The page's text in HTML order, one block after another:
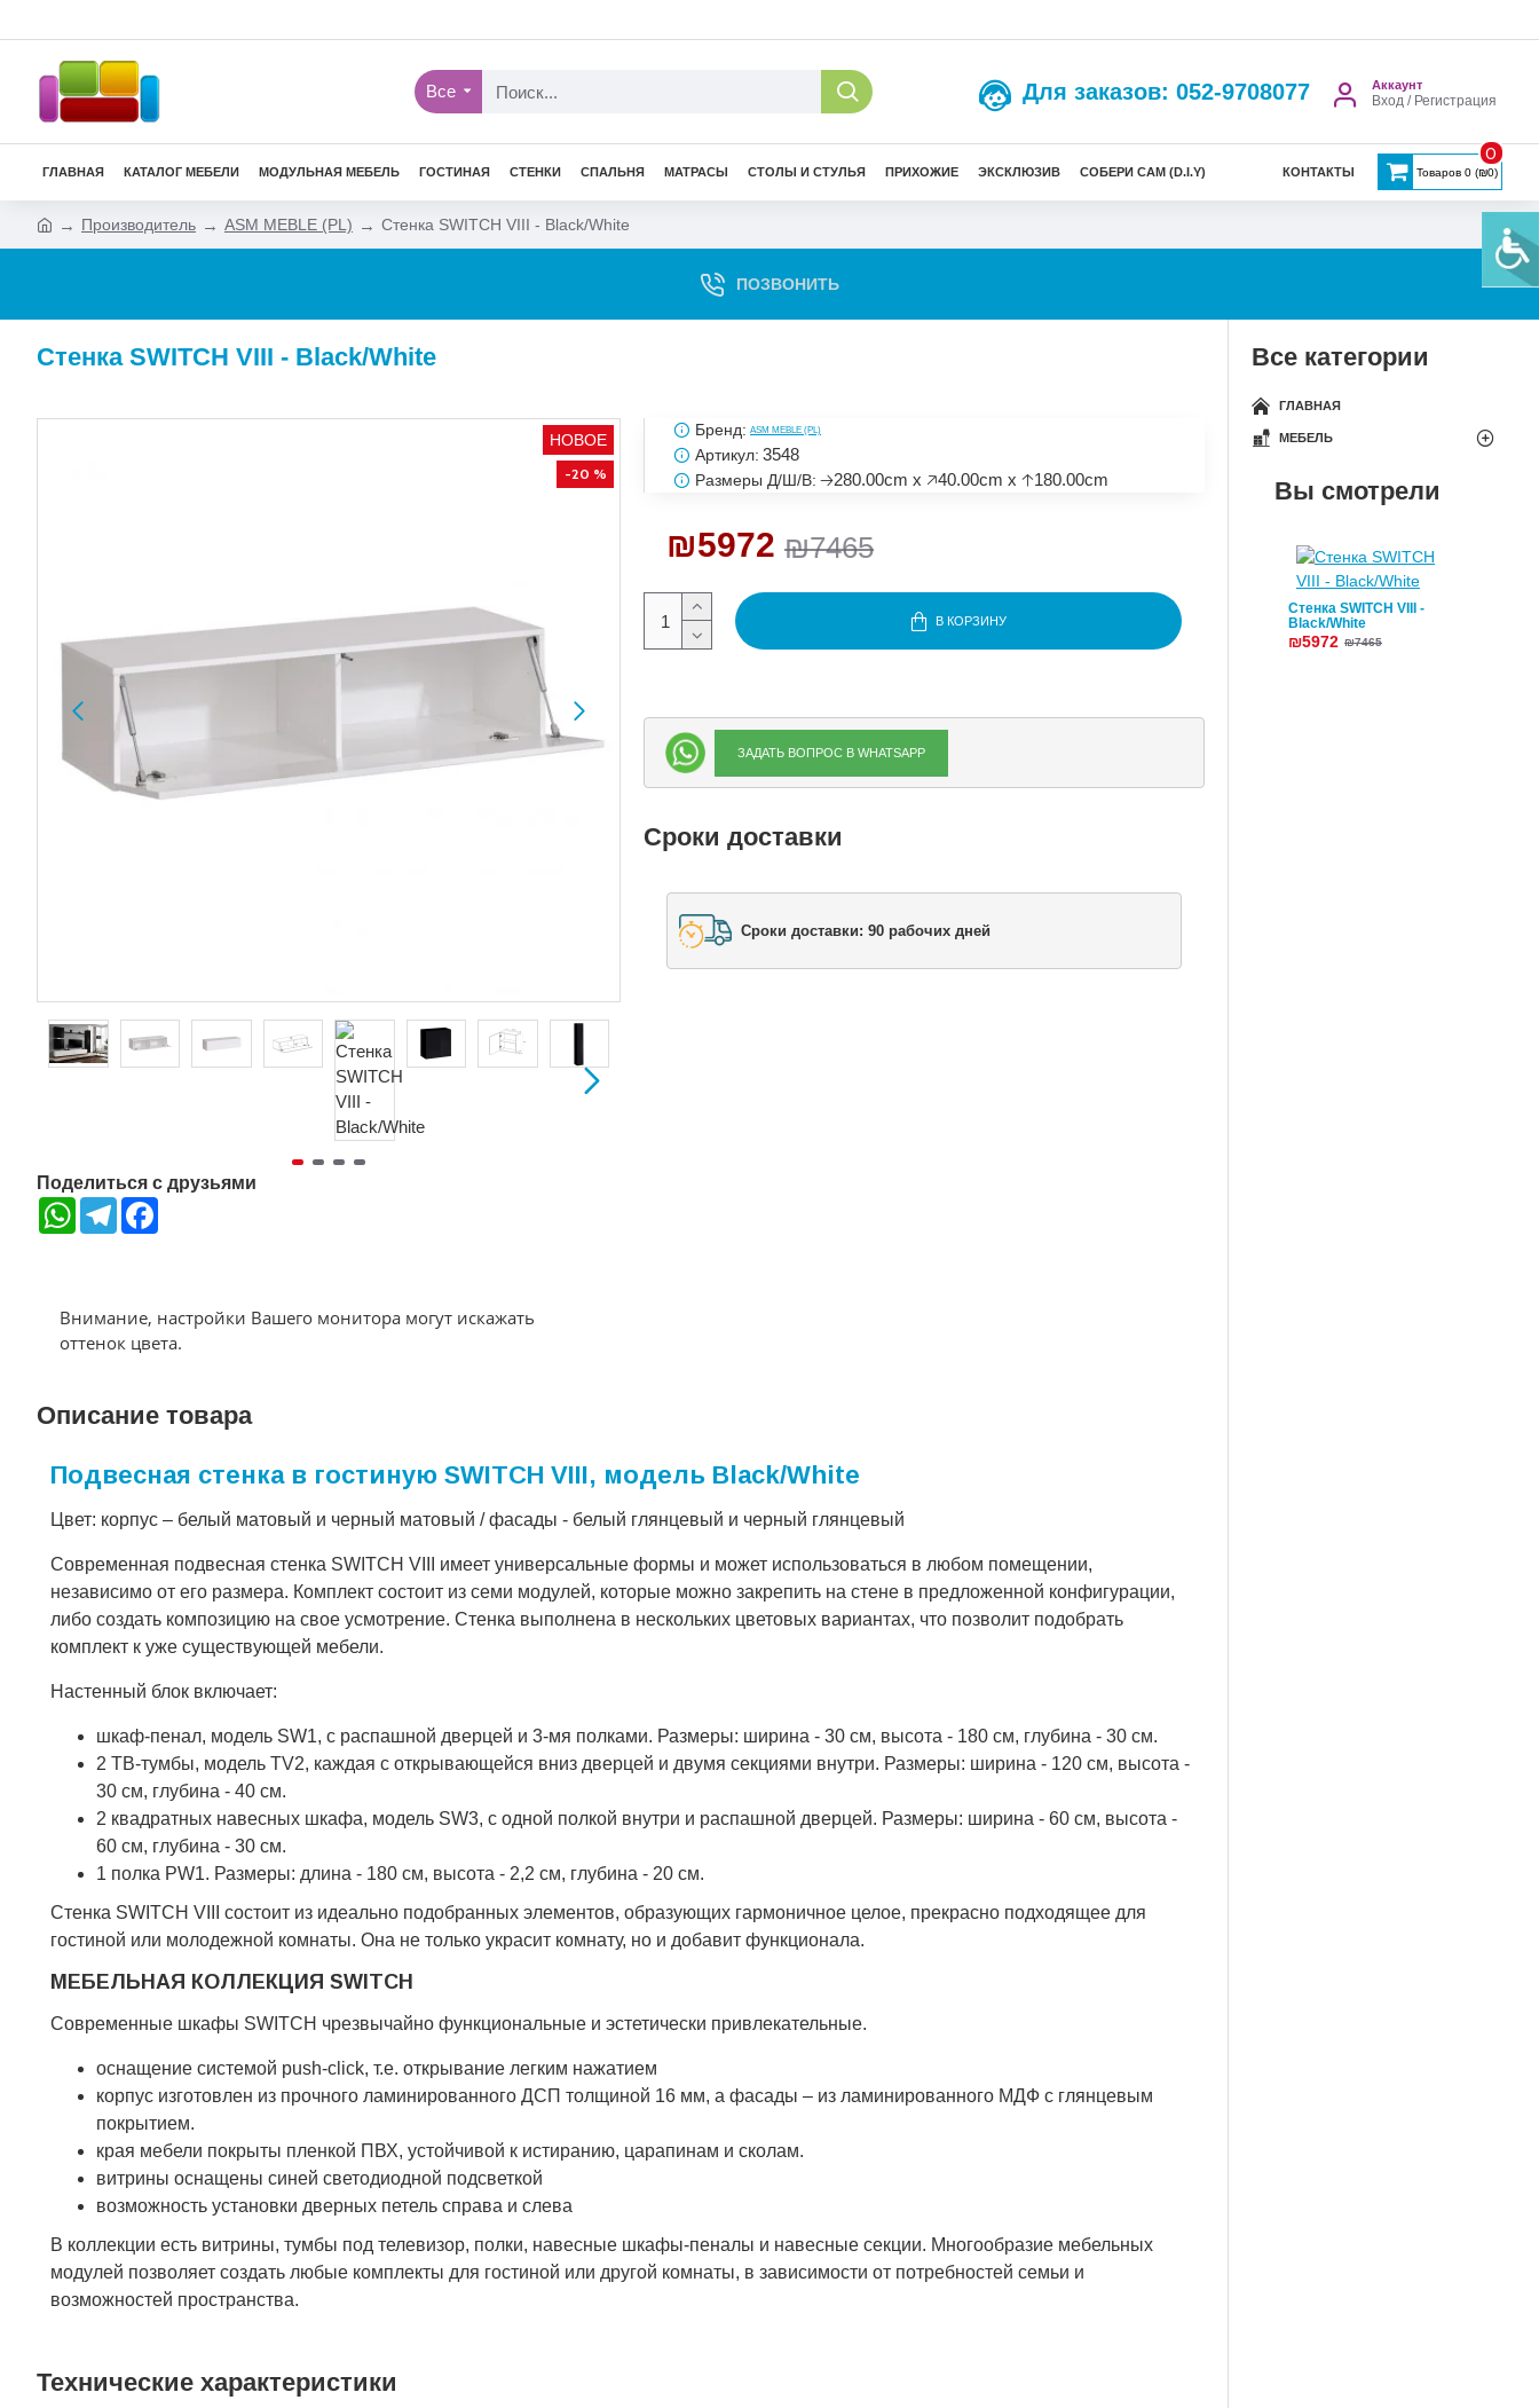
Все Для заказов: 052-9708077 Аккаунт
Вход / Регистрация
ГЛАВНАЯ КАТАЛОГ МЕБЕЛИ МОДУЛЬНАЯ МЕБЕЛЬ ГОСТИНАЯ СТЕНКИ СПАЛЬНЯ МАТРАСЫ СТОЛЫ И СТУЛЬЯ ПРИХОЖИЕ ЭКСКЛЮЗИВ СОБЕРИ САМ (D.I.Y) КОНТАКТЫ Товаров 0 (₪0)
0
Производитель ASM MEBLE (PL) Стенка SWITCH VIII - Black/White
ПОЗВОНИТЬ
Стенка SWITCH VIII - Black/White
НОВОЕ
-20 %
Поделиться с друзьями
WhatsAppTelegram
Внимание, настройки Вашего монитора могут искажать
оттенок цвета.
₪7465
₪5972
Бренд: ASM MEBLE (PL)
Артикул: 3548
Размеры Д/Ш/В: 🡢280.00cm x 🡥40.00cm x 🡡180.00cm
В КОРЗИНУ
ЗАДАТЬ ВОПРОС В WHATSAPP
Сроки доставки
Сроки доставки: 90 рабочих дней
Описание товара
Подвесная стенка в гостиную SWITCH VIII, модель Black/White
Цвет: корпус – белый матовый и черный матовый / фасады - белый глянцевый и черный глянцевый
Современная подвесная стенка SWITCH VIII имеет универсальные формы и может использоваться в любом помещении,
независимо от его размера. Комплект состоит из семи модулей, которые можно закрепить на стене в предложенной конфигурации,
либо создать композицию на свое усмотрение. Стенка выполнена в нескольких цветовых вариантах, что позволит подобрать
комплект к уже существующей мебели.
Настенный блок включает:
шкаф-пенал, модель SW1, с распашной дверцей и 3-мя полками. Размеры: ширина - 30 см, высота - 180 см, глубина - 30 см.
2 ТВ-тумбы, модель TV2, каждая с открывающейся вниз дверцей и двумя секциями внутри. Размеры: ширина - 120 см, высота -
30 см, глубина - 40 см.
2 квадратных навесных шкафа, модель SW3, с одной полкой внутри и распашной дверцей. Размеры: ширина - 60 см, высота -
60 см, глубина - 30 см.
1 полка PW1. Размеры: длина - 180 см, высота - 2,2 см, глубина - 20 см.
Стенка SWITCH VIII состоит из идеально подобранных элементов, образующих гармоничное целое, прекрасно подходящее для
гостиной или молодежной комнаты. Она не только украсит комнату, но и добавит функционала.
МЕБЕЛЬНАЯ КОЛЛЕКЦИЯ SWITCH
Современные шкафы SWITCH чрезвычайно функциональные и эстетически привлекательные.
оснащение системой push-click, т.е. открывание легким нажатием
корпус изготовлен из прочного ламинированного ДСП толщиной 16 мм, а фасады – из ламинированного МДФ с глянцевым
покрытием.
края мебели покрыты пленкой ПВХ, устойчивой к истиранию, царапинам и сколам.
витрины оснащены синей светодиодной подсветкой
возможность установки дверных петель справа и слева
В коллекции есть витрины, тумбы под телевизор, полки, навесные шкафы-пеналы и навесные секции. Многообразие мебельных
модулей позволяет создать любые комплекты для гостиной или другой комнаты, в зависимости от потребностей семьи и
возможностей пространства.
Технические характеристики
Все категории
ГЛАВНАЯ
МЕБЕЛЬ
Вы смотрели
Стенка SWITCH VIII -
Black/White
₪5972 ₪7465